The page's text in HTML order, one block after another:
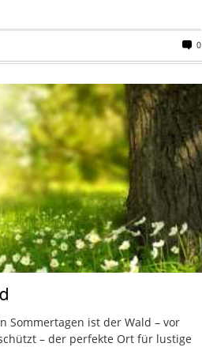
0
Sommertagen ist der Wald – vor
– der perfekte Ort für lustige